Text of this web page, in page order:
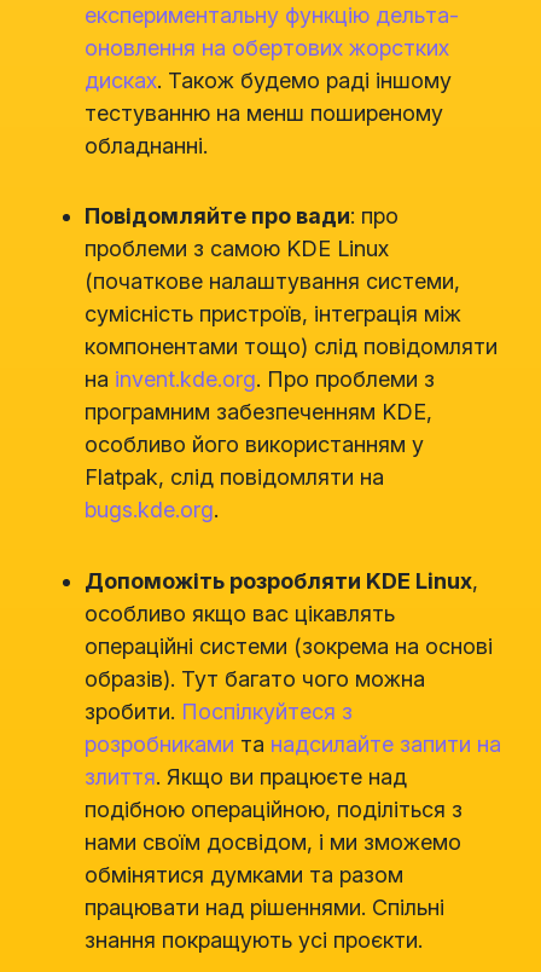
експериментальну функцію дельта-
оновлення на обертових жорстких
дисках. Також будемо раді іншому
тестуванню на менш поширеному
обладнанні.
Повідомляйте про вади: про
проблеми з самою KDE Linux
(початкове налаштування системи,
сумісність пристроїв, інтеграція між
компонентами тощо) слід повідомляти
на invent.kde.org. Про проблеми з
програмним забезпеченням KDE,
особливо його використанням у
Flatpak, слід повідомляти на
bugs.kde.org.
Допоможіть розробляти KDE Linux,
особливо якщо вас цікавлять
операційні системи (зокрема на основі
образів). Тут багато чого можна
зробити. Поспілкуйтеся з
розробниками та надсилайте запити на
злиття. Якщо ви працюєте над
подібною операційною, поділіться з
нами своїм досвідом, і ми зможемо
обмінятися думками та разом
працювати над рішеннями. Спільні
знання покращують усі проєкти.